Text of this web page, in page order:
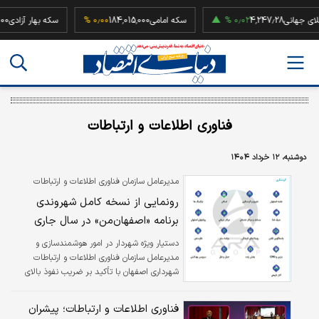
اونس طلای جهانی4,247.28۰٫۰۲ % سکه امامی184,015,000 سکه
فناوری اطلاعات و ارتباطات
دوشنبه، ۱۲ خرداد ۱۴۰۴
مدیرعامل سازمان فناوری اطلاعات و ارتباطات
شهرداری اصفهان خبر داد:
رونمایی از نسخه کامل شهروندی
برنامه «اصفهان‌من» در سال جاری
دستیار ویژه شهردار در امور هوشمندسازی و
مدیرعامل سازمان فناوری اطلاعات و ارتباطات
شهرداری اصفهان با تأکید بر ضریب نفوذ بالای
(۲۲ تیرماه) از نسخه کامل شهروندی برنامه
فناوری اطلاعات و ارتباطات؛ پیشران